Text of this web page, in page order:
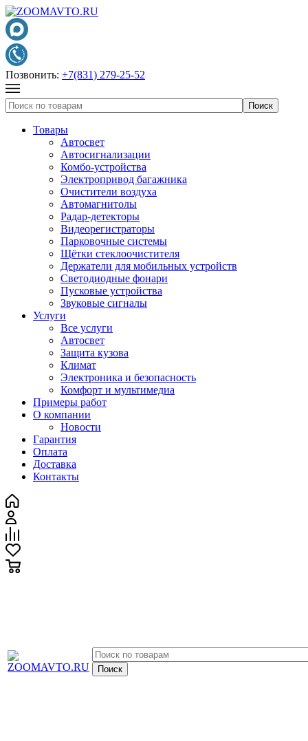
Позвонить: +7(831) 279-25-52
Товары
Автосвет
Автосигнализации
Комбо-устройства
Электропривод багажника
Очистители воздуха
Автомагнитолы
Радар-детекторы
Видеорегистраторы
Парковочные системы
Щётки стеклоочистителя
Держатели для мобильных устройств
Светодиодные фонари
Пусковые устройства
Звуковые сигналы
Услуги
Все услуги
Автосвет
Защита кузова
Климат
Электроника и безопасность
Комфорт и мультимедиа
Примеры работ
О компании
Новости
Гарантия
Оплата
Доставка
Контакты